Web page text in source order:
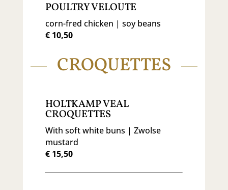
POULTRY VELOUTE
corn-fred chicken | soy beans
€ 10,50
CROQUETTES
HOLTKAMP VEAL
CROQUETTES
With soft white buns | Zwolse
mustard
€ 15,50